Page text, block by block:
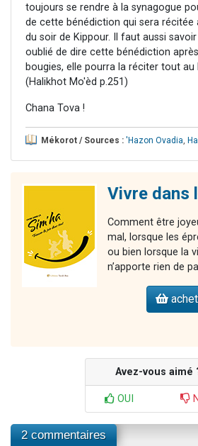
toujours se rendre à la synagogue
de cette bénédiction qui sera récitée
du soir de Kippour. Il faut aussi
oublié de dire cette bénédiction
bougies, elle pourra la réciter tout au
(Halikhot Mo'èd p.251)
Chana Tova !
Mékorot / Sources : 'Hazon Ovadia,
Vivre dans
Comment être
mal, lorsque les
ou bien lorsque la
n’apporte rien de
Avez-vous aimé
OUI
2 commentaires